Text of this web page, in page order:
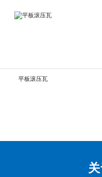
平板滚压瓦